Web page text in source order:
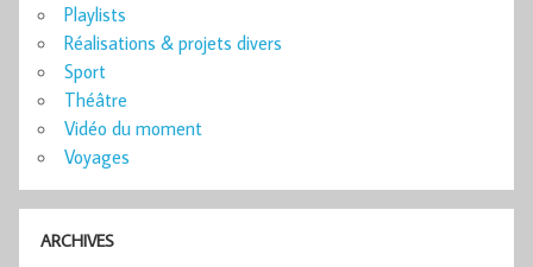
Playlists
Réalisations & projets divers
Sport
Théâtre
Vidéo du moment
Voyages
ARCHIVES